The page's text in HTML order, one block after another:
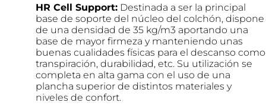
HR Cell Support:Destinada a ser la principal
base de soporte del núcleo del colchón, dispone
de una densidad de 35 kg/m3 aportando una
base de mayor firmeza y manteniendo unas
buenas cualidades físicas para el descanso como
transpiración, durabilidad, etc. Su utilización se
completa en alta gama con el uso de una
plancha superior de distintos materiales y
niveles de confort.